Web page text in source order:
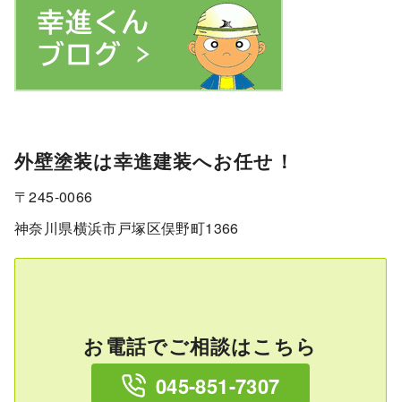
外壁塗装は幸進建装へお任せ！
〒245-0066
神奈川県横浜市戸塚区俣野町1366
お電話でご相談はこちら
045-851-7307